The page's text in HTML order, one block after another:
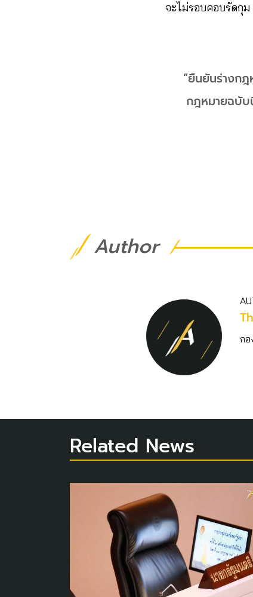
จะไม่รอบคอบรัดกุ
“ยืนยันร่างก
กฎหมายฉบับ
Author
กอ
Related News